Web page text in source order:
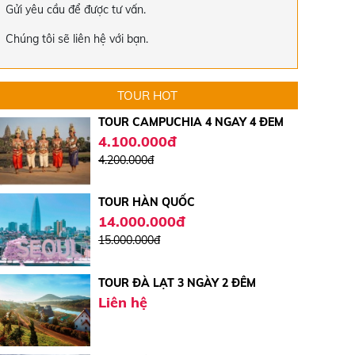
Gửi yêu cầu để được tư vấn.
Chúng tôi sẽ liên hệ với bạn.
TOUR HOT
15.000.000đ
TOUR CAMPUCHIA 4 NGÀY 4 ĐÊM
4.100.000đ
4.200.000đ
TOUR HÀN QUỐC
TOUR ĐÀ LẠT 3 NGÀY 2 ĐÊM
TOUR CÁT BI - QUẢNG NINH - NINH